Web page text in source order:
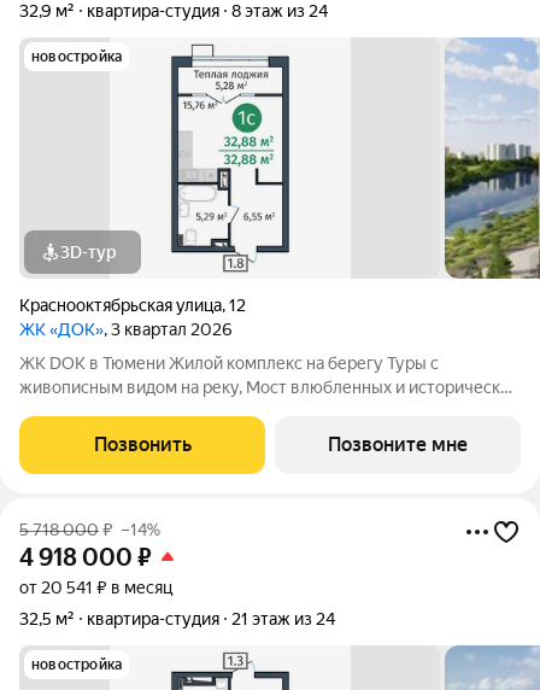
32,9 м²
квартира-студия 8 этаж из 24
новостройка
3D-тур
Краснооктябрьская улица,12
ЖК «ДОК», 3 квартал 2026
ЖК DOK в Тюмени Жилой комплекс на берегу Туры с
живописным видом на реку, Мост влюбленных и исторический
принципиально новой организацией общественных зон. Три
лепестка здания сходятся в большое
Позвонить Позвоните мне
5 718 000₽ –14%
4 918 000 ₽
от 20 541 ₽ в месяц
32,5 м²
квартира-студия 21 этаж из 24
новостройка